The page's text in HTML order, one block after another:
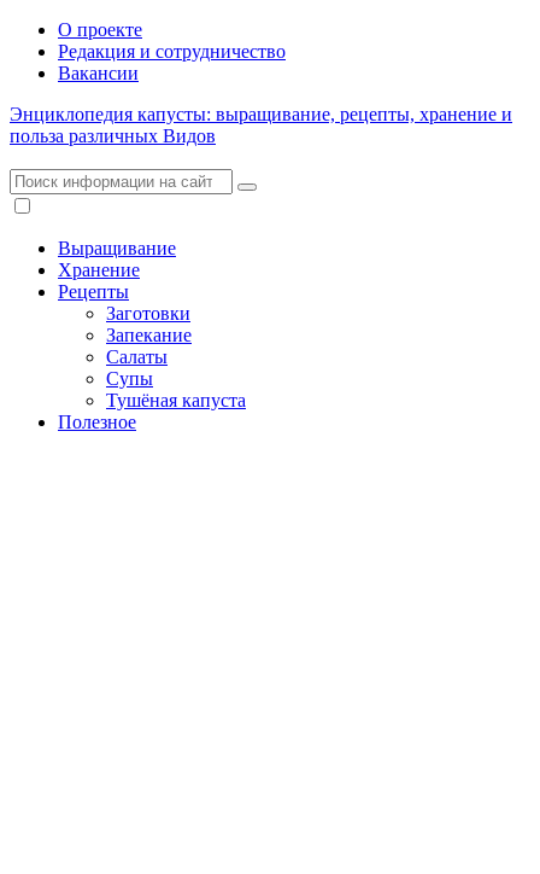
О проекте
Редакция и сотрудничество
Вакансии
Энциклопедия капусты: выращивание, рецепты, хранение и
польза различных Видов
Выращивание
Хранение
Рецепты
Заготовки
Запекание
Салаты
Супы
Тушёная капуста
Полезное